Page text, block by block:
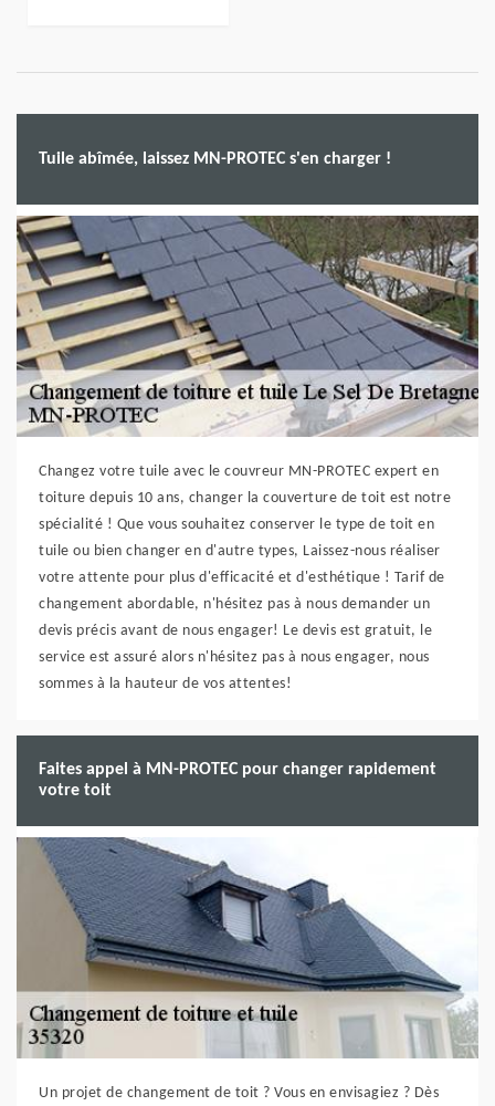
Tuile abîmée, laissez MN-PROTEC s'en charger !
Changez votre tuile avec le couvreur MN-PROTEC expert en
toiture depuis 10 ans, changer la couverture de toit est notre
spécialité ! Que vous souhaitez conserver le type de toit en
tuile ou bien changer en d'autre types, Laissez-nous réaliser
votre attente pour plus d'efficacité et d'esthétique ! Tarif de
changement abordable, n'hésitez pas à nous demander un
devis précis avant de nous engager! Le devis est gratuit, le
service est assuré alors n'hésitez pas à nous engager, nous
sommes à la hauteur de vos attentes!
Faites appel à MN-PROTEC pour changer rapidement
votre toit
Un projet de changement de toit ? Vous en envisagiez ? Dès